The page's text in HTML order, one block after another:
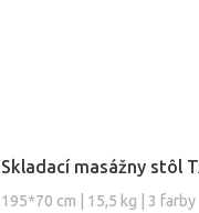
Skladací masážny stôl
195*70 cm | 15,5 kg | 3 farby
hodnotenie
produktu
je